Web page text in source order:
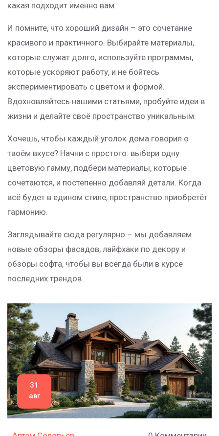
какая подходит именно вам.
И помните, что хороший дизайн – это сочетание
красивого и практичного. Выбирайте материалы,
которые служат долго, используйте программы,
которые ускоряют работу, и не бойтесь
экспериментировать с цветом и формой.
Вдохновляйтесь нашими статьями, пробуйте идеи в
жизни и делайте своё пространство уникальным.
Хочешь, чтобы каждый уголок дома говорил о
твоём вкусе? Начни с простого: выбери одну
цветовую гамму, подбери материалы, которые
сочетаются, и постепенно добавляй детали. Когда
всё будет в едином стиле, пространство приобретёт
гармонию.
Заглядывайте сюда регулярно – мы добавляем
новые обзоры фасадов, лайфхаки по декору и
обзоры софта, чтобы вы всегда были в курсе
последних трендов.
31
авг